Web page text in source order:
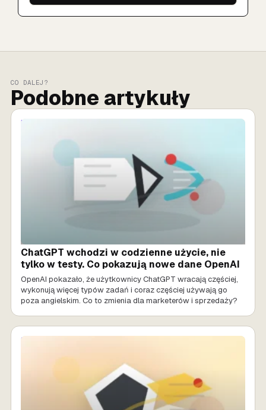
CO DALEJ?
Podobne artykuły
NEWSY AI
ChatGPT wchodzi w codzienne użycie, nie
tylko w testy. Co pokazują nowe dane OpenAI
OpenAI pokazało, że użytkownicy ChatGPT wracają częściej,
wykonują więcej typów zadań i coraz częściej używają go
poza angielskim. Co to zmienia dla marketerów i sprzedaży?
SPRZEDAŻ AI